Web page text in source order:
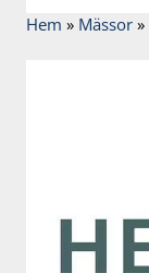
Hem » Mässor »